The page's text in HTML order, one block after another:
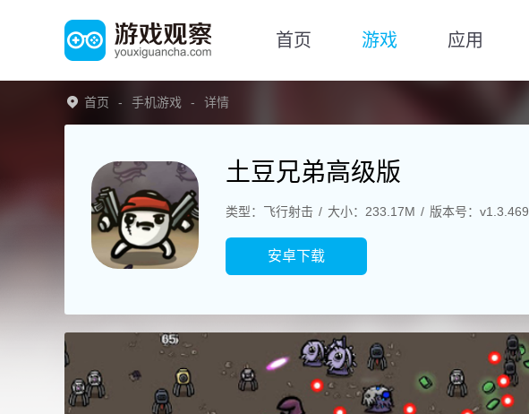
首页 游戏 应用
首页 手机游戏 详情
土豆兄弟高级版
类型：飞行射击 大小：233.17M 版本号：v1.3.469
安卓下载